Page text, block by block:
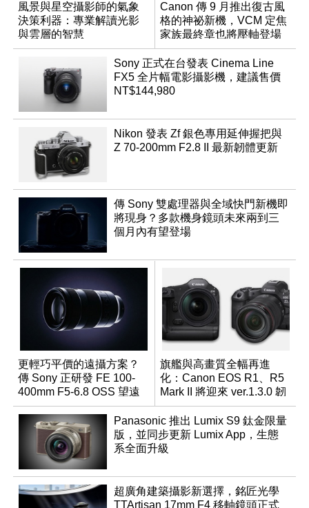
風景與星空攝影師的氣象
決策利器：專業解讀光影
與雲層的智慧
App「Atmos」登場
Canon 傳 9 月推出復古風
格的神祕新機，VCM 定焦
家族最終章也將壓軸登場
Sony 正式在台發表 Cinema Line
FX5 全片幅電影攝影機，建議售價
NT$144,980
Nikon 發表 Zf 銀色專用延伸握把與
Z 70-200mm F2.8 II 最新韌體更新
傳 Sony 雙處理器與全域快門新機即
將現身？多款機身鏡頭未來兩到三
個月內有望登場
更輕巧平價的遠攝方案？
傳 Sony 正研發 FE 100-
400mm F5-6.8 OSS 望遠
變焦鏡頭
旗艦與高畫質全幅再進
化：Canon EOS R1、R5
Mark II 將迎來 ver.1.3.0 韌
體更新
Panasonic 推出 Lumix S9 鈦金限量
版，並同步更新 Lumix App，生態
系全面升級
超廣角建築攝影新選擇，銘匠光學
TTArtisan 17mm F4 移軸鏡頭正式